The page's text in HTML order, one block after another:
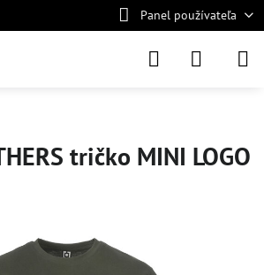
Panel používateľa
tričko MINI LOGO